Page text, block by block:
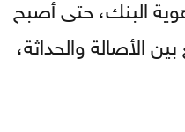
البنك، حتى أصبح
الأصالة والحداثة،